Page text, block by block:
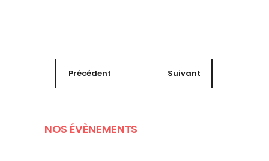
Précédent Suivant
NOS ÉVÈNEMENTS